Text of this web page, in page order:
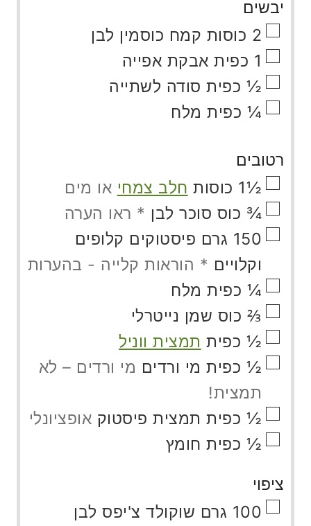
יבשים
▢
2 כוסות קמח כוסמין לבן
▢
1 כפית אבקת אפייה
▢
½ כפית סודה לשתייה
▢
¼ כפית מלח
רטובים
▢
½1 כוסות חלב צמחי או מים
▢
¾ כוס סוכר לבן * ראו הערה
▢
150 גרם פיסטוקים קלופים
וקלויים * הוראות קלייה - בהערות
▢
¼ כפית מלח
▢
⅔ כוס שמן נייטרלי
▢
½ כפית תמצית ווניל
▢
½ כפית מי ורדים מי ורדים – לא
תמצית!
▢
½ כפית תמצית פיסטוק אופציונלי
▢
½ כפית חומץ
ציפוי
▢
100 גרם שוקולד צ'יפס לבן